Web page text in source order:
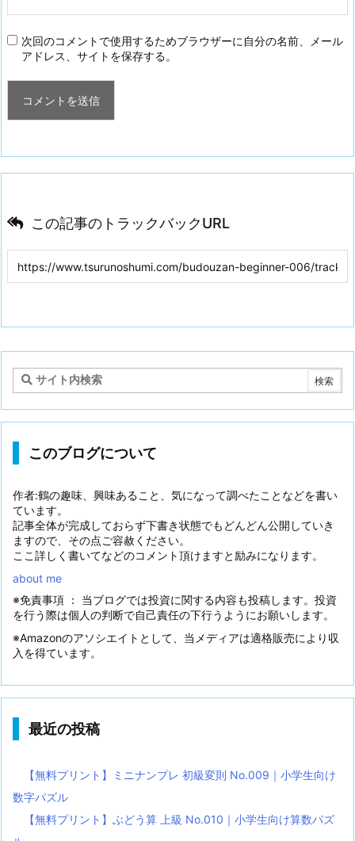
次回のコメントで使用するためブラウザーに自分の名前、メール
アドレス、サイトを保存する。
この記事のトラックバックURL
このブログについて
作者:鶴の趣味、興味あること、気になって調べたことなどを書い
ています。
記事全体が完成しておらず下書き状態でもどんどん公開していき
ますので、その点ご容赦ください。
ここ詳しく書いてなどのコメント頂けますと励みになります。
about me
※免責事項 ： 当ブログでは投資に関する内容も投稿します。投資
を行う際は個人の判断で自己責任の下行うようにお願いします。
※Amazonのアソシエイトとして、当メディアは適格販売により収
入を得ています。
最近の投稿
【無料プリント】ミニナンプレ 初級変則 No.009｜小学生向け
数字パズル
【無料プリント】ぶどう算 上級 No.010｜小学生向け算数パズ